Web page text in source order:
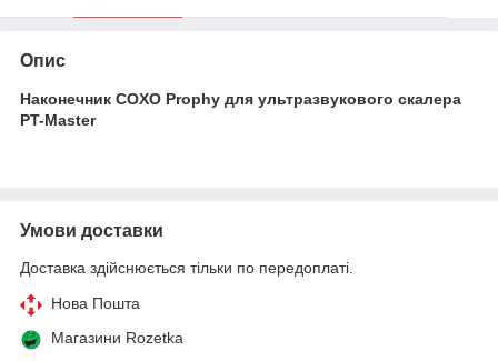
Опис
Наконечник COXO Prophy для ультразвукового скалера
PT-Master
Умови доставки
Доставка здійснюється тільки по передоплаті.
Нова Пошта
Магазини Rozetka